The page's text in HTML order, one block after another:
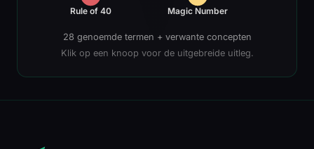
Magic Number
Rule of 40
28 genoemde termen + verwante concepten
Klik op een knoop voor de uitgebreide uitleg.